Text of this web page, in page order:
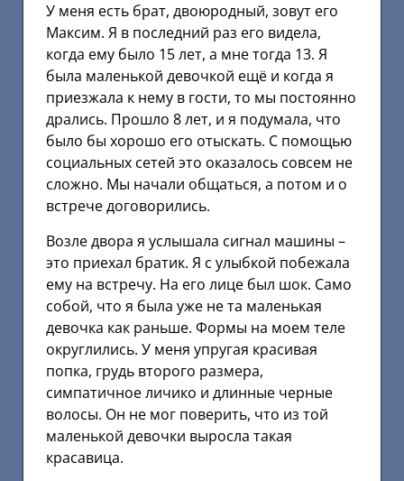
У меня есть брат, двоюродный, зовут его
Максим. Я в последний раз его видела,
когда ему было 15 лет, а мне тогда 13. Я
была маленькой девочкой ещё и когда я
приезжала к нему в гости, то мы постоянно
дрались. Прошло 8 лет, и я подумала, что
было бы хорошо его отыскать. С помощью
социальных сетей это оказалось совсем не
сложно. Мы начали общаться, а потом и о
встрече договорились.
Возле двора я услышала сигнал машины –
это приехал братик. Я с улыбкой побежала
ему на встречу. На его лице был шок. Само
собой, что я была уже не та маленькая
девочка как раньше. Формы на моем теле
округлились. У меня упругая красивая
попка, грудь второго размера,
симпатичное личико и длинные черные
волосы. Он не мог поверить, что из той
маленькой девочки выросла такая
красавица.